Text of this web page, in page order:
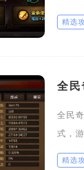
效果
大幅
精选
全民
全民
式，
官、
精选